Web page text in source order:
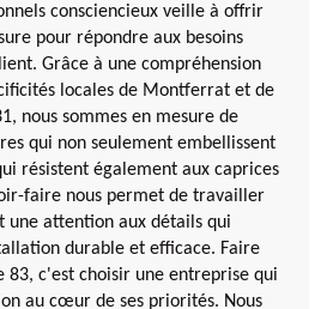
consciencieux veille à offrir
pour répondre aux besoins
Grâce à une compréhension
locales de Montferrat et de
nous sommes en mesure de
qui non seulement embellissent
résistent également aux caprices
faire nous permet de travailler
une attention aux détails qui
durable et efficace. Faire
83, c'est choisir une entreprise qui
au cœur de ses priorités. Nous